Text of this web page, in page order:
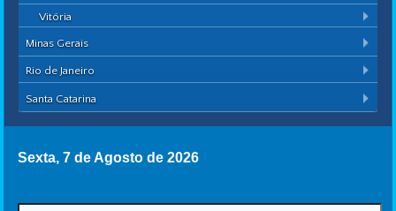
Vitória
Minas Gerais
Rio de Janeiro
Santa Catarina
Sexta, 7 de Agosto de 2026